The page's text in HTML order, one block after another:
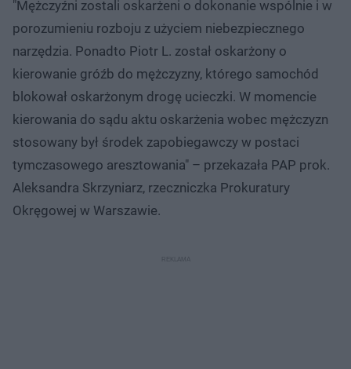
"Mężczyźni zostali oskarżeni o dokonanie wspólnie i w
porozumieniu rozboju z użyciem niebezpiecznego
narzędzia. Ponadto Piotr L. został oskarżony o
kierowanie gróźb do mężczyzny, którego samochód
blokował oskarżonym drogę ucieczki. W momencie
kierowania do sądu aktu oskarżenia wobec mężczyzn
stosowany był środek zapobiegawczy w postaci
tymczasowego aresztowania" – przekazała PAP prok.
Aleksandra Skrzyniarz, rzeczniczka Prokuratury
Okręgowej w Warszawie.